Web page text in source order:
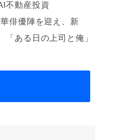
不動産投資
俳優陣を迎え、新
ある日の上司と俺」